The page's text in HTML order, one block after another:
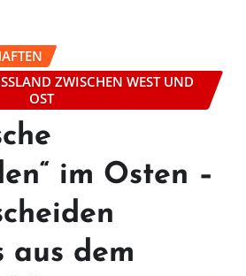
ZWISCHEN WEST UND
OST
im Osten –
aus dem